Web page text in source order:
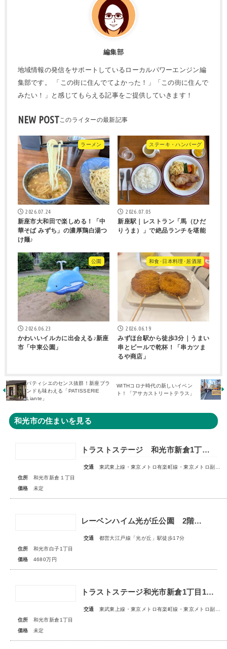
編集部
地域情報の発信をサポートしているローカルパワーエンジン編
集部です。 「この街に住んでてよかった！」「この街に住んで
みたい！」と感じてもらえる記事をご提供していきます！
NEW POST
ラーメン
2026.07.24
新座市大和田で楽しめる！「中
華そば みずち」の濃厚鶏白湯つ
け麺♪
ステーキ・ハンバーグ
2026.07.05
新座駅｜レストラン「馬（ひだ
りうま）」で絶品ランチを堪能
公園
2026.06.23
かわいいイルカに出会える♪新座
市「中東公園」
和食･日本料理･居酒屋
2026.06.19
みずほ台駅から徒歩3分｜うまい
串とビールで乾杯！「串カツま
るや商店」
パティシエのセンス抜群！新座ブラ
ンドも味わえる「PATISSERIE
Liante」
WITHコロナ時代の新しいイベン
ト！「アサカストリートテラス」
和光市の住まいを見る
トラストステージ 和光市新倉1丁目17期 全5区画■第1期分譲 販売予告■
交通
東武東上線・東京メトロ有楽町線・東京メトロ副都心線「和光市」駅 徒歩14～15分
住所
和光市新倉１丁目
価格
未定
レーベンハイム光が丘公園 2階部分
交通
都営大江戸線「光が丘」駅徒歩17分
住所
和光市白子1丁目
価格
4680万円
トラストステージ和光市新倉1丁目18期 全6区画■第1期分譲 販売予告■
交通
東武東上線・東京メトロ有楽町線・東京メトロ副都心線「和光市」駅 徒歩14～15分
住所
和光市新倉1丁目
価格
未定